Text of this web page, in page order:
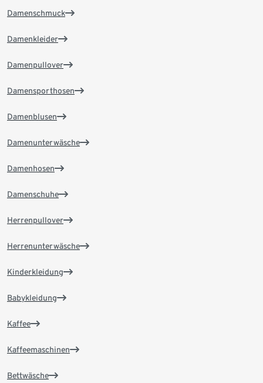
Damenschmuck
Damenkleider
Damenpullover
Damensporthosen
Damenblusen
Damenunterwäsche
Damenhosen
Damenschuhe
Herrenpullover
Herrenunterwäsche
Kinderkleidung
Babykleidung
Kaffee
Kaffeemaschinen
Bettwäsche